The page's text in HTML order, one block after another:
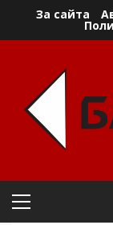
За сайта
Primary